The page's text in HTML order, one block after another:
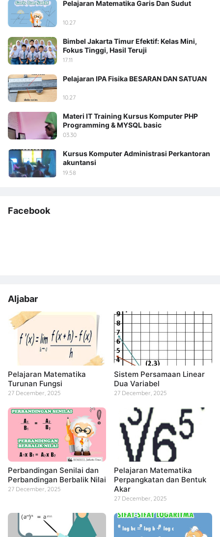
Pelajaran Matematika Garis Dan Sudut
10.27
Bimbel Jakarta Timur Efektif: Kelas Mini,
Fokus Tinggi, Hasil Teruji
17.11
Pelajaran IPA Fisika BESARAN DAN SATUAN
10.27
Materi IT Training Kursus Komputer PHP
Programming & MYSQL basic
03.30
Kursus Komputer Administrasi Perkantoran
akuntansi
19.58
Facebook
Aljabar
Pelajaran Matematika
Turunan Fungsi
27 December, 2025
Sistem Persamaan Linear
Dua Variabel
27 December, 2025
Perbandingan Senilai dan
Perbandingan Berbalik Nilai
27 December, 2025
Pelajaran Matematika
Perpangkatan dan Bentuk
Akar
27 December, 2025